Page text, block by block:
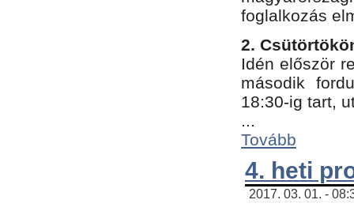
foglalkozás
2.
Idén először
második
18:30-ig tart,
...
Tovább
4. heti
2017. 03. 01. -